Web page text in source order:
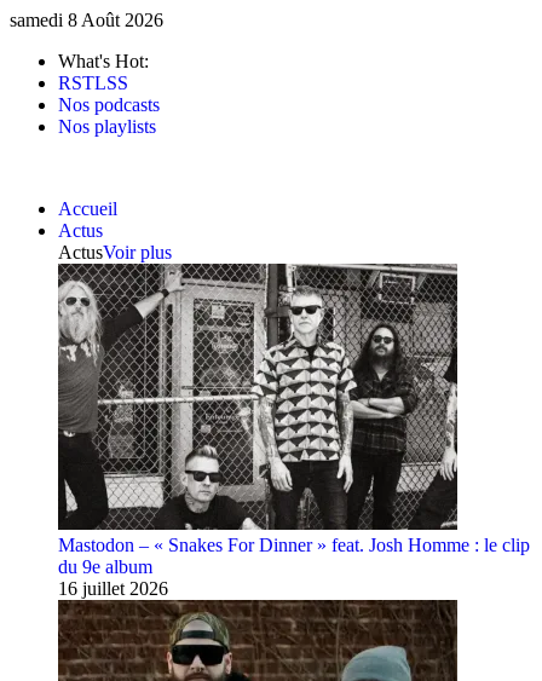
samedi 8 Août 2026
What's Hot:
RSTLSS
Nos podcasts
Nos playlists
Accueil
Actus
ActusVoir plus
Mastodon – « Snakes For Dinner » feat. Josh Homme : le clip
du 9e album
16 juillet 2026